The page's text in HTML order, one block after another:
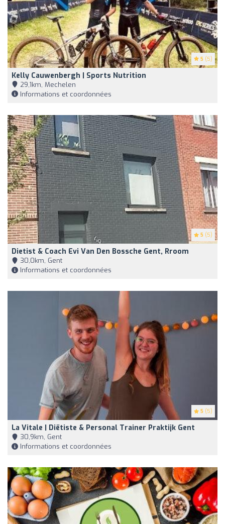
5 (5)
Kelly Cauwenbergh | Sports Nutrition
29,1km, Mechelen
Informations et coordonnées
5 (5)
Dietist & Coach Evi Van Den Bossche Gent, Rroom
30,0km, Gent
Informations et coordonnées
5 (5)
La Vitale | Diëtiste & Personal Trainer Praktijk Gent
30,9km, Gent
Informations et coordonnées